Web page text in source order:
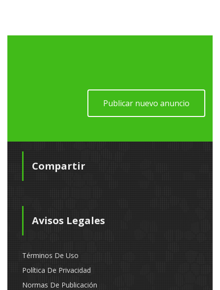
Publicar nuevo anuncio
Compartir
Avisos Legales
Términos De Uso
Política De Privacidad
Normas De Publicación